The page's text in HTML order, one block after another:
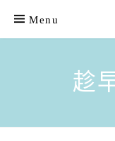
content
Menu
趁